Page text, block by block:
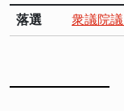
落選 衆議院